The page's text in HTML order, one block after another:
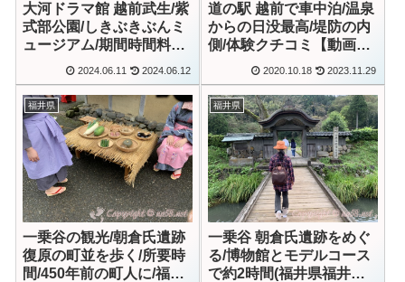
大河ドラマ館 越前武生/紫
式部公園/しきぶきぶんミ
ュージアム/期間時間料金/
体験クチコミ【動画あ
り】
2024.06.11 2024.06.12
道の駅 越前で車中泊/温泉
からの日没最高/堤防の内
側/体験クチコミ【動画あ
2020.10.18 2023.11.29
福井県
一乗谷の観光/朝倉氏遺跡
復原の町並を歩く/所要時
間/450年前の町人に/福井
福井県
一乗谷 朝倉氏遺跡をめぐ
る/博物館とモデルコース
で約2時間(福井県福井市)